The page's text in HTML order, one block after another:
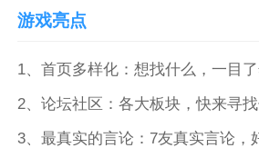
游戏亮点
1、首页多样化：想找什么，一目
2、论坛社区：各大板块，快来寻
3、最真实的言论：7友真实言论，